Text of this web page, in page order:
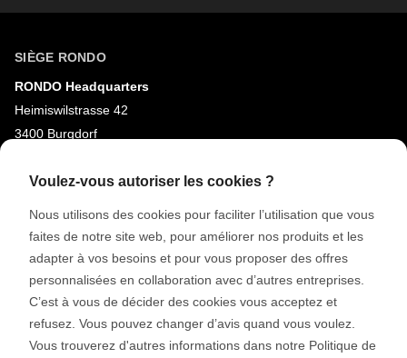
SIÈGE RONDO
RONDO Headquarters
Heimiswilstrasse 42
3400 Burgdorf
MÉDIAS SOCIAUX
LinkedIn
Youtube
Instagram
Google Reviews
Voulez-vous autoriser les cookies ?
Nous utilisons des cookies pour faciliter l’utilisation que vous
faites de notre site web, pour améliorer nos produits et les
adapter à vos besoins et pour vous proposer des offres
personnalisées en collaboration avec d’autres entreprises.
C’est à vous de décider des cookies vous acceptez et
refusez. Vous pouvez changer d’avis quand vous voulez.
Vous trouverez d'autres informations dans notre Politique de